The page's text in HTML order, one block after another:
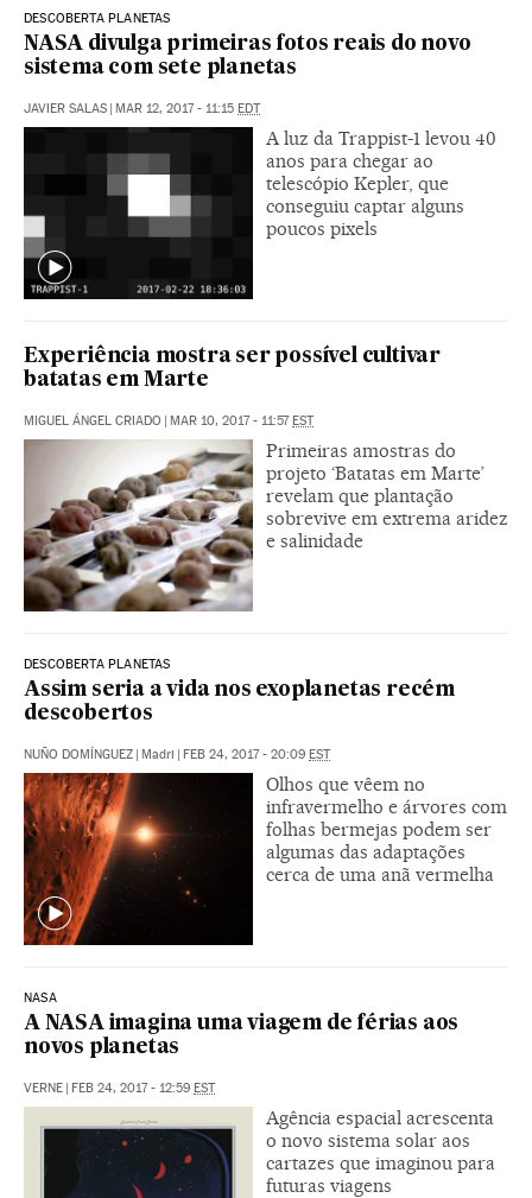
DESCOBERTA PLANETAS
NASA divulga primeiras fotos reais do novo
sistema com sete planetas
JAVIER SALAS | MAR 12, 2017 - 11:15 EDT
A luz da Trappist-1 levou 40
anos para chegar ao
telescópio Kepler, que
conseguiu captar alguns
poucos pixels
Experiência mostra ser possível cultivar
batatas em Marte
MIGUEL ÁNGEL CRIADO | MAR 10, 2017 - 11:57EST
Primeiras amostras do
projeto ‘Batatas em Marte’
revelam que plantação
sobrevive em extrema aridez
e salinidade
DESCOBERTA PLANETAS
Assim seria a vida nos exoplanetas recém
descobertos
NUÑO DOMÍNGUEZ | Madri | FEB 24, 2017 - 20:09 EST
Olhos que vêem no
infravermelho e árvores com
folhas bermejas podem ser
algumas das adaptações
cerca de uma anã vermelha
NASA
A NASA imagina uma viagem de férias aos
novos planetas
VERNE | FEB 24, 2017 - 12:59 EST
Agência espacial acrescenta
o novo sistema solar aos
cartazes que imaginou para
futuras viagens